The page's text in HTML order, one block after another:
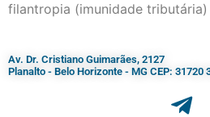
filantropia (imunidade
Av. Dr. Cristiano Guimarães, 2127
Planalto - Belo Horizonte - MG CEP: 31720